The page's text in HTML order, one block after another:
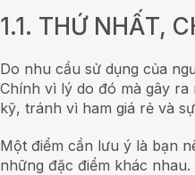
1.1. THỨ NHẤT,
Do nhu cầu sử dụng của
Chính vì lý do đó mà gây
kỹ, tránh vì ham giá rẻ và
Một điểm cần lưu ý là bạn
những đặc điểm khác